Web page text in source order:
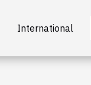
International